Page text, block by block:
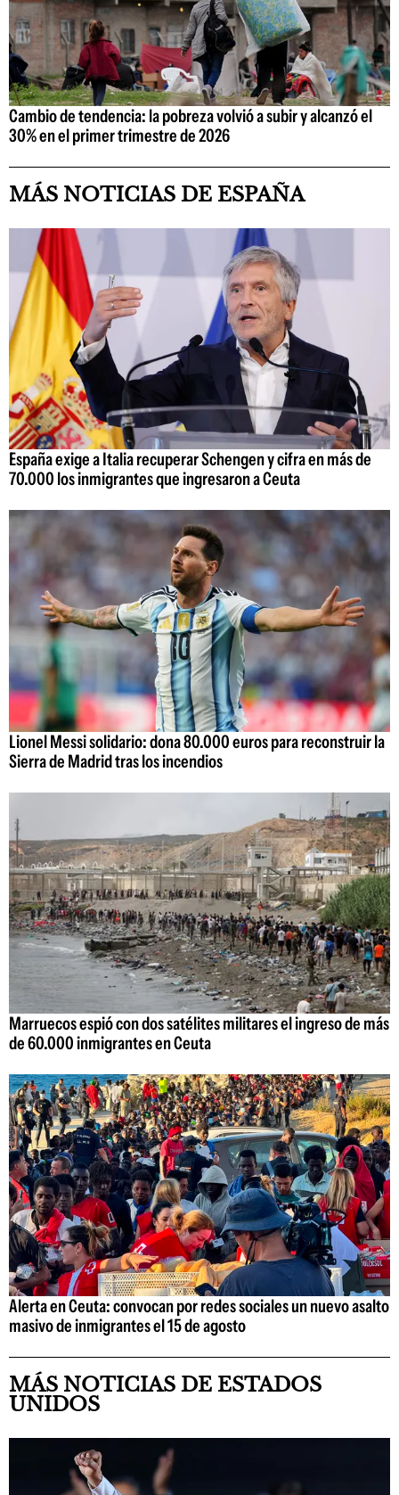
Cambio de tendencia: la pobreza volvió a subir y alcanzó el
30% en el primer trimestre de 2026
MÁS NOTICIAS DE ESPAÑA
España exige a Italia recuperar Schengen y cifra en más de
70.000 los inmigrantes que ingresaron a Ceuta
Lionel Messi solidario: dona 80.000 euros para reconstruir la
Sierra de Madrid tras los incendios
Marruecos espió con dos satélites militares el ingreso de más
de 60.000 inmigrantes en Ceuta
Alerta en Ceuta: convocan por redes sociales un nuevo asalto
masivo de inmigrantes el 15 de agosto
MÁS NOTICIAS DE ESTADOS
UNIDOS